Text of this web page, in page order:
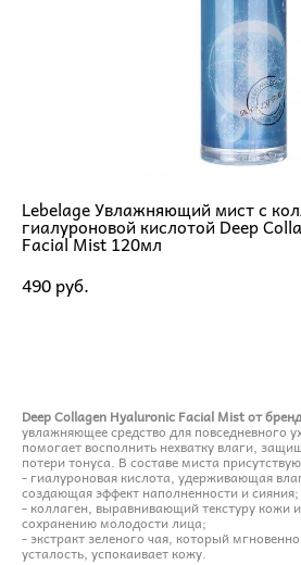
Lebelage Увлажняющий мист с
гиалуроновой кислотой Deep
Facial Mist 120мл
490 pуб.
Deep Collagen Hyaluronic Facial Mist от
увлажняющее средство для повседневного
помогает восполнить нехватку влаги,
потери тонуса. В составе миста
- гиалуроновая кислота, удерживающая
создающая эффект наполненности и сияния;
- коллаген, выравнивающий текстуру кожи
сохранению молодости лица;
- экстракт зеленого чая, который
усталость, успокаивает кожу.